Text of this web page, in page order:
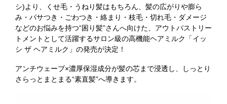
シ)より、くせ毛・うねり髪はもちろん、髪の広がりや膨ら
み・パサつき・ごわつき・絡まり・枝毛・切れ毛・ダメージ
などのお悩みを持つ“困り髪”さんへ向けた、アウトバストリー
トメントとして活躍するサロン級の高機能ヘアミルク「イッ
シ ザ ヘアミルク」の発売が決定！
アンチウェーブ×濃厚保湿成分が髪の芯まで浸透し、しっとり
さらっとまとまる“素直髪”へ導きます。